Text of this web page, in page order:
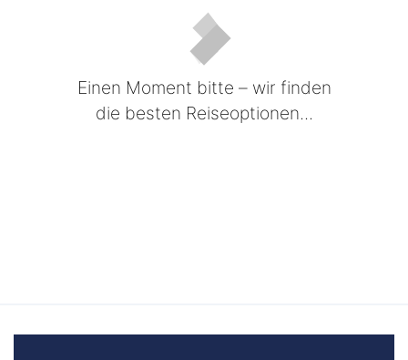
Einen Moment bitte – wir finden
die besten Reiseoptionen...